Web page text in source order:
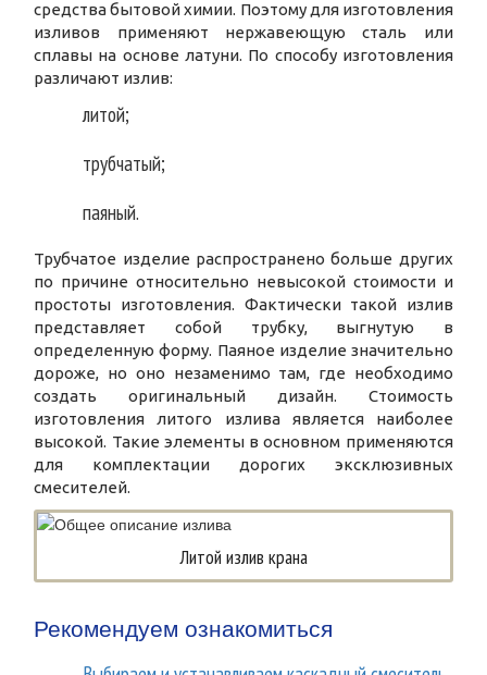
средства бытовой химии. Поэтому для изготовления
изливов применяют нержавеющую сталь или
сплавы на основе латуни. По способу изготовления
различают излив:
литой;
трубчатый;
паяный.
Трубчатое изделие распространено больше других
по причине относительно невысокой стоимости и
простоты изготовления. Фактически такой излив
представляет собой трубку, выгнутую в
определенную форму. Паяное изделие значительно
дороже, но оно незаменимо там, где необходимо
создать оригинальный дизайн. Стоимость
изготовления литого излива является наиболее
высокой. Такие элементы в основном применяются
для комплектации дорогих эксклюзивных
смесителей.
Литой излив крана
Рекомендуем ознакомиться